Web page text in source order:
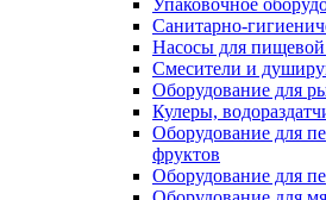
Упаковочное
Санитарно-
Насосы для
Смесители и
Оборудование для
Кулеры,
Оборудование для
фруктов
Оборудование для